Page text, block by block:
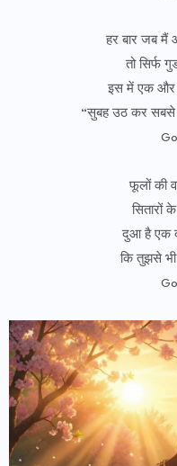
हर बार जब मैं
तो सिर्फ
इस में एक और
“सुबह उठ कर सबसे
फूलों की
सितारों
दुआ है एक
कि तुझसे भी